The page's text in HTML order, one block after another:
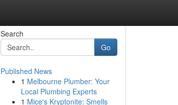
Search
Go
Published News
1 Melbourne Plumber: Your
Local Plumbing Experts
1 Mice's Kryptonite: Smells